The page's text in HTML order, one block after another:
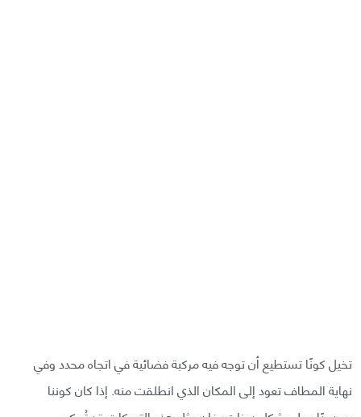
تخيل كونًا تستطيع أن توجه فيه مركبة فضائية في اتجاه محدد وفي
نهاية المطاف تعود إلى المكان الذي انطلقت منه. إذا كان كوننا